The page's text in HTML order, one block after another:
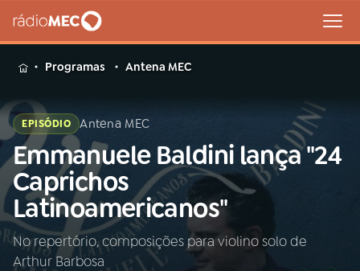
MENU
Buscar
na
Rádio
MEC
Buscar
Início AO VIVO
Programas Antena MEC
EPISÓDIO Antena MEC
Emmanuele Baldini lança "24
Caprichos
Latinoamericanos"
No repertório, composições para violino solo de
Arthur Barbosa